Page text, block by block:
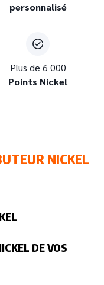
personnalisé
Plus de 6 000
Points Nickel
NICKEL
DE VOS